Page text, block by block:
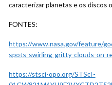
caracterizar planetas e os discos
FONTES:
https://www.nasa.gov/feature/
spots-swirling-gritty-clouds-on-
https://stsci-opo.org/STScI-